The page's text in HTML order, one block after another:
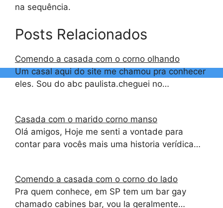
na sequência.
Posts Relacionados
Comendo a casada com o corno olhando
Um casal aqui do site me chamou pra conhecer
eles. Sou do abc paulista.cheguei no…
Casada com o marido corno manso
Olá amigos, Hoje me senti a vontade para
contar para vocês mais uma historia verídica…
Comendo a casada com o corno do lado
Pra quem conhece, em SP tem um bar gay
chamado cabines bar, vou la geralmente…